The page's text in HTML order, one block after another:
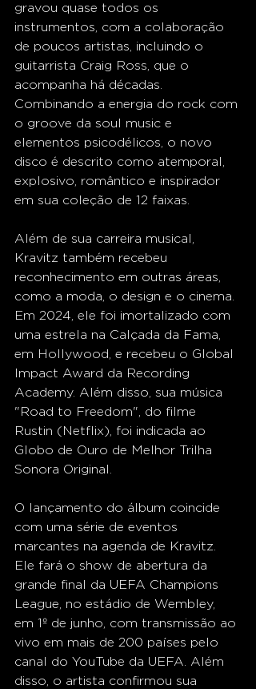
gravou quase todos os
instrumentos, com a colaboração
de poucos artistas, incluindo o
guitarrista Craig Ross, que o
acompanha há décadas.
Combinando a energia do rock com
o groove da soul music e
elementos psicodélicos, o novo
disco é descrito como atemporal,
explosivo, romântico e inspirador
em sua coleção de 12 faixas.
Além de sua carreira musical,
Kravitz também recebeu
reconhecimento em outras áreas,
como a moda, o design e o cinema.
Em 2024, ele foi imortalizado com
uma estrela na Calçada da Fama,
em Hollywood, e recebeu o Global
Impact Award da Recording
Academy. Além disso, sua música
"Road to Freedom", do filme
Rustin (Netflix), foi indicada ao
Globo de Ouro de Melhor Trilha
Sonora Original.
O lançamento do álbum coincide
com uma série de eventos
marcantes na agenda de Kravitz.
Ele fará o show de abertura da
grande final da UEFA Champions
League, no estádio de Wembley,
em 1º de junho, com transmissão ao
vivo em mais de 200 países pelo
canal do YouTube da UEFA. Além
disso, o artista confirmou sua